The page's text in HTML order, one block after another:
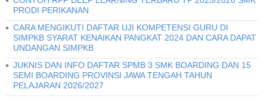
PRODI PERIKANAN
CARA MENGIKUTI DAFTAR UJI KOMPETENSI GURU DI
SIMPKB SYARAT KENAIKAN PANGKAT 2024 DAN CARA DAPAT
UNDANGAN SIMPKB
JUKNIS DAN INFO DAFTAR SPMB 3 SMK BOARDING DAN 15
SEMI BOARDING PROVINSI JAWA TENGAH TAHUN
PELAJARAN 2026/2027